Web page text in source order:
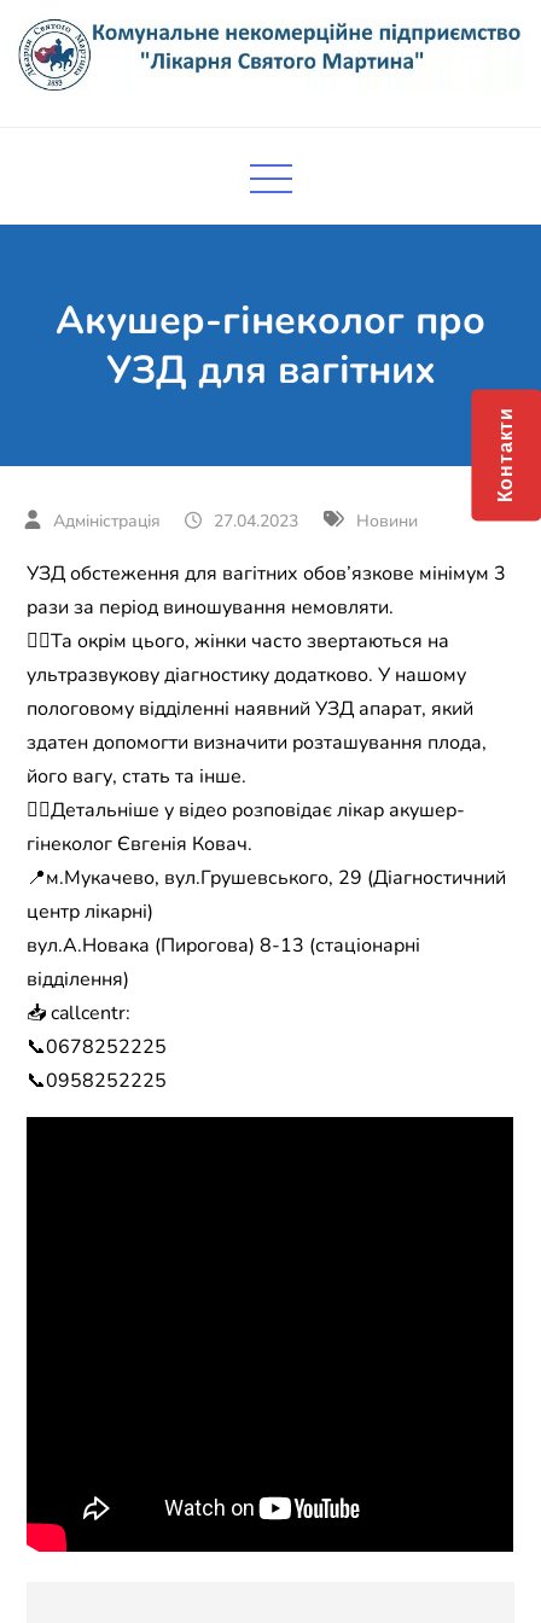
content
підприємство "Лікарня Святого
Акушер-гінеколог про
УЗД для вагітних
27.04.2023 Новини
УЗД обстеження для вагітних обов’язкове мінімум 3
рази за період виношування немовляти.
☝🏼Та окрім цього, жінки часто звертаються на
ультразвукову діагностику додатково. У нашому
пологовому відділенні наявний УЗД апарат, який
здатен допомогти визначити розташування плода,
його вагу, стать та інше.
👉🏼Детальніше у відео розповідає лікар акушер-
гінеколог Євгенія Ковач.
📍м.Мукачево, вул.Грушевського, 29 (Діагностичний
центр лікарні)
вул.А.Новака (Пирогова) 8-13 (стаціонарні
відділення)
📥 callcentr:
📞0678252225
📞0958252225
Контакти